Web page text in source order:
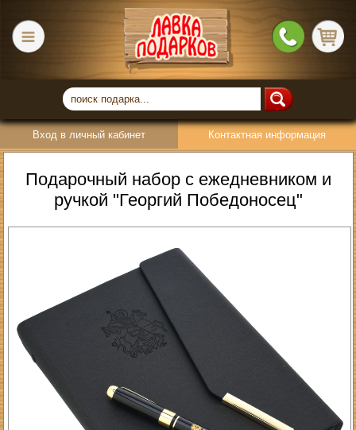
Вход в личный кабинет Контактная информация
Подарочный набор с ежедневником и
ручкой "Георгий Победоносец"